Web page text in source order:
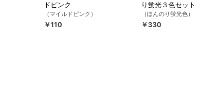
ドピンク
（マイルドピンク）
￥110
り蛍光３色セット
（ほんのり蛍光色）
￥330